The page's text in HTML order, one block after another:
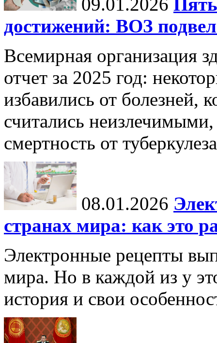
09.01.2026
достижений: ВОЗ
Всемирная организация
отчет за 2025 год:
избавились от болезней,
считались неизлечимыми,
смертность от
08.01.2026
странах мира: как это
Электронные рецепты
мира. Но в каждой из у
история и свои